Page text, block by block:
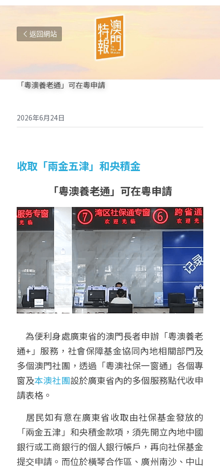
返回網站
「粵澳養老通」可在粵申請
2026年6月24日
收取「兩金五津」和央積金
「粵澳養老通」可在粵申請
為便利身處廣東省的澳門長者申辦「粵澳養老
通+」服務，社會保障基金協同內地相關部門及
多個澳門社團，透過「粵澳社保一窗通」各個專
窗及本澳社團設於廣東省內的多個服務點代收申
請表格。
居民如有意在廣東省收取由社保基金發放的
「兩金五津」和央積金款項，須先開立內地中國
銀行或工商銀行的個人銀行帳戶，再向社保基金
提交申請。而位於橫琴合作區、廣州南沙、中山